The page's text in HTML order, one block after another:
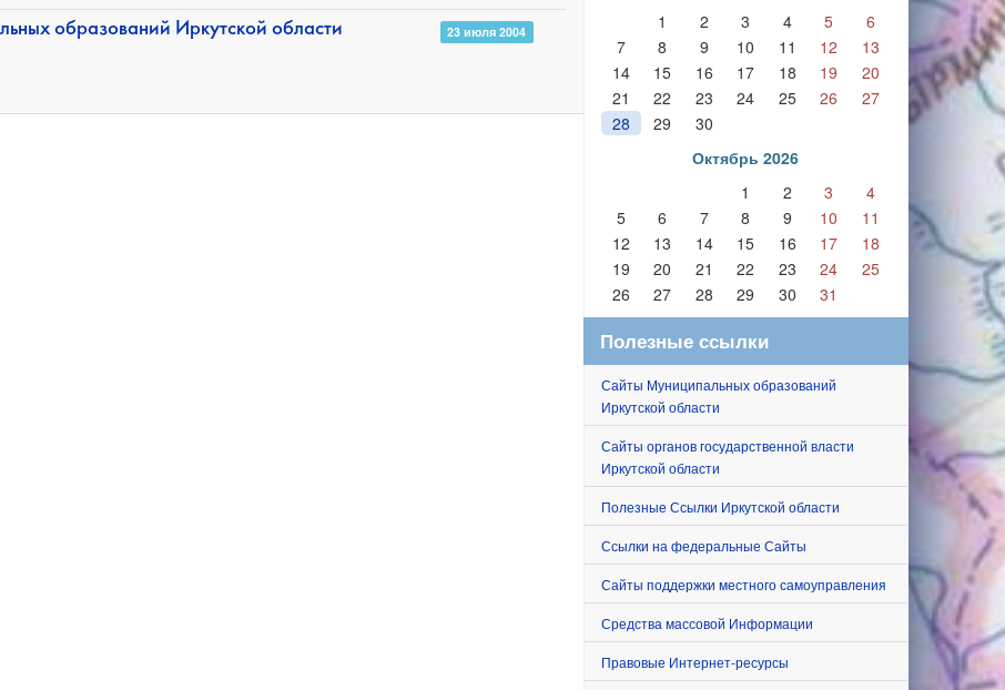
образований Иркутской области
23 июля 2004
1
2 3 4 5
6
7
8 9 10 11 12
13
14
15 16 17 18 19
20
21
22 23 24 25 26
27
28
29
30
Октябрь 2026
1
2 3
4
5
6 7 8 9 10
11
12
13 14 15 16 17
18
19
20 21 22 23 24
25
26
27 28 29 30 31
Полезные ссылки
Сайты Муниципальных образований
Иркутской области
Сайты органов государственной власти
Иркутской области
Полезные Ссылки Иркутской области
Ссылки на федеральные Сайты
Сайты поддержки местного самоуправления
Средства массовой Информации
Правовые Интернет-ресурсы